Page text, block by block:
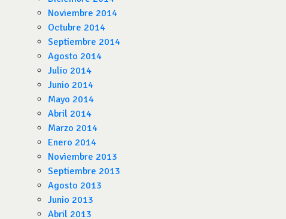
Noviembre 2014
Octubre 2014
Septiembre 2014
Agosto 2014
Julio 2014
Junio 2014
Mayo 2014
Abril 2014
Marzo 2014
Enero 2014
Noviembre 2013
Septiembre 2013
Agosto 2013
Junio 2013
Abril 2013